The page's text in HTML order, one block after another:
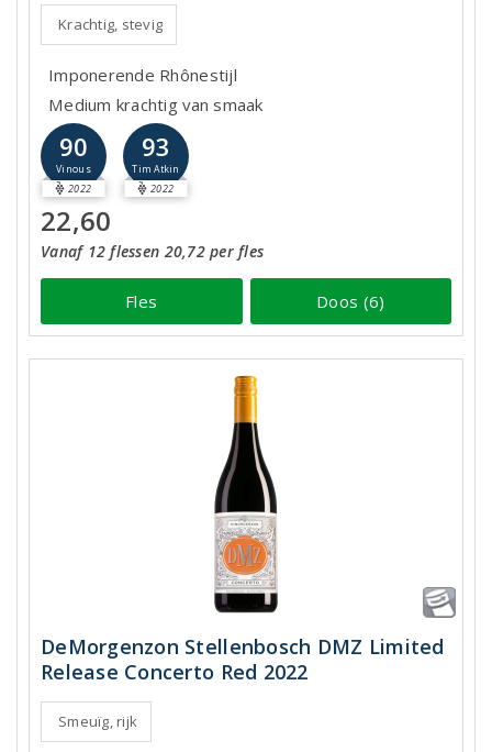
Krachtig, stevig
Imponerende Rhônestijl
Medium krachtig van smaak
90
Vinous
2022
93
Tim Atkin
2022
22,60
Vanaf 12 flessen 20,72 per fles
Fles Doos (6)
DeMorgenzon Stellenbosch DMZ Limited
Release Concerto Red 2022
Smeuïg, rijk